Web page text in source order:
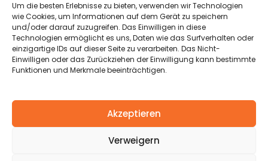
Um die besten Erlebnisse zu bieten, verwenden wir Technologien
wie Cookies, um Informationen auf dem Gerät zu speichern
und/oder darauf zuzugreifen. Das Einwilligen in diese
Technologien ermöglicht es uns, Daten wie das Surfverhalten oder
einzigartige IDs auf dieser Seite zu verarbeiten. Das Nicht-
Einwilligen oder das Zurückziehen der Einwilligung kann bestimmte
Funktionen und Merkmale beeinträchtigen.
Akzeptieren
Verweigern
Beginnen Sie jetzt Ihre Reise
Sind Sie, als Betreiber eines Restaurants, daran interessiert
sowohl Leuten aus nächster Nähe, als auch von außerhalb
Ihre Lokalität vorstellen? Tragen Sie doch einfach Ihr